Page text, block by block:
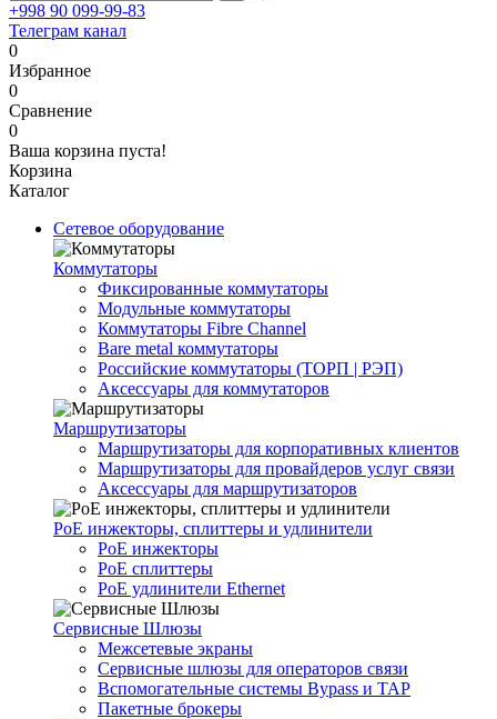
+998 90 099-99-83
Телеграм канал
0
Избранное
0
Сравнение
0
Ваша корзина пуста!
Корзина
Каталог
Сетевое оборудование
Коммутаторы
Фиксированные коммутаторы
Модульные коммутаторы
Коммутаторы Fibre Channel
Bare metal коммутаторы
Российские коммутаторы (ТОРП | РЭП)
Аксессуары для коммутаторов
Маршрутизаторы
Маршрутизаторы для корпоративных клиентов
Маршрутизаторы для провайдеров услуг связи
Аксессуары для маршрутизаторов
PoE инжекторы, сплиттеры и удлинители
PoE инжекторы
PoE сплиттеры
PoE удлинители Ethernet
Сервисные Шлюзы
Межсетевые экраны
Сервисные шлюзы для операторов связи
Вспомогательные системы Bypass и TAP
Пакетные брокеры